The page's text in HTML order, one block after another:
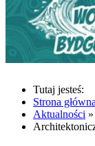
Tutaj jesteś:
Strona główna
Aktualności »